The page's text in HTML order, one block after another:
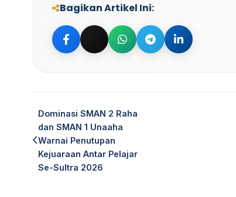
Bagikan Artikel Ini:
Bagikan ke Facebook
Bagikan ke Twitter
Bagikan ke WhatsApp
Bagikan keBagikan ke
Dominasi SMAN 2 Raha
dan SMAN 1 Unaaha
Warnai Penutupan
Kejuaraan Antar Pelajar
Se-Sultra 2026